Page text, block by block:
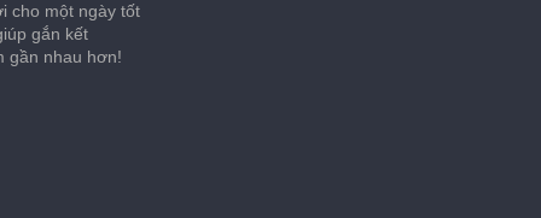
cho một ngày tốt
gắn kết
gần nhau hơn!